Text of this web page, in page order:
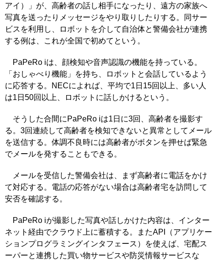
アイ）」が、高齢者の話し相手になったり、遠方の家族へ
写真を送ったりメッセージをやり取りしたりする。同サー
ビスを利用し、ロボットを介して自治体と警備会社が連携
する例は、これが全国で初めてという。
PaPeRo iは、顔検知や音声認識の機能を持っている。
「おしゃべり機能」を持ち、ロボットと会話しているよう
に応答する。NECによれば、平均で1日15回以上、多い人
は1日50回以上、ロボットに話しかけるという。
そうした合間にPaPeRo iは1日に3回、高齢者を撮影す
る。3回連続して高齢者を検知できないと異常としてメール
を送信する。体調不良時には高齢者がボタンを押せば緊急
でメールを発することもできる。
メールを受信した警備会社は、まず高齢者に電話をかけ
て対応する。電話の応答がない場合は高齢者宅を訪問して
安否を確認する。
PaPeRo iが撮影した写真や話しかけた内容は、インター
ネット経由でクラウド上に蓄積する。またAPI（アプリケー
ションプログラミングインタフェース）を使えば、宅配ス
ーパーと連携した買い物サービスや防災情報サービスな